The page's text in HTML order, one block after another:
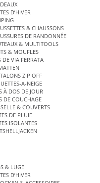
D’HIVER
& CHAUSSONS
DE RANDONNÉE
& MULTITOOLS
& MOUFLES
DE VIA FERRATA
ZIP OFF
A-NEIGE
À DOS DE JOUR
DE COUCHAGE
& COUVERTS
DE PLUIE
ISOLANTES
& LUGE
D’HIVER